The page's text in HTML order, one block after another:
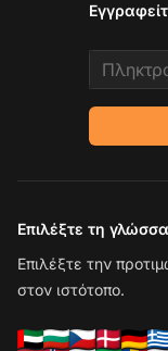
Email
Επιλέξτε τη
Επιλέξτε την
στον ιστότοπο.